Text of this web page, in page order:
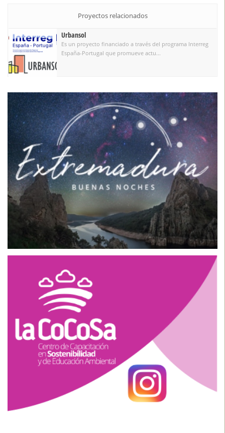
Proyectos relacionados
Urbansol
Es un proyecto financiado a través del programa Interreg
España-Portugal que promueve actu...